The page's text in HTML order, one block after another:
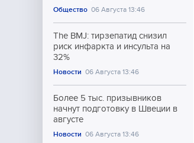
Общество 06 Августа 13:46
The BMJ: тирзепатид снизил
риск инфаркта и инсульта на
32%
Новости 06 Августа 13:46
Более 5 тыс. призывников
начнут подготовку в Швеции в
августе
Новости 06 Августа 13:46